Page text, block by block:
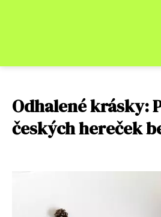
Odhalené krásky:
českých hereček